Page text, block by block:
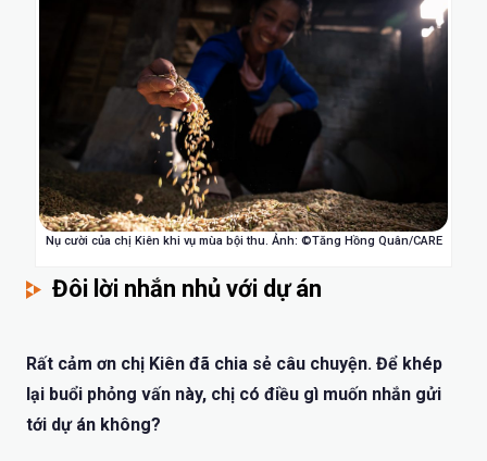
Nụ cười của chị Kiên khi vụ mùa bội thu. Ảnh: ©Tăng Hồng Quân/CARE
Đôi lời nhắn nhủ với dự án
Rất cảm ơn chị Kiên đã chia sẻ câu chuyện. Để khép
lại buổi phỏng vấn này, chị có điều gì muốn nhắn gửi
tới dự án không?